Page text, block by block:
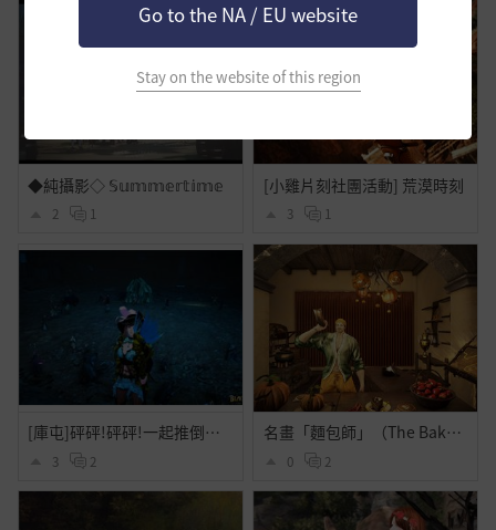
Go to the NA / EU website
Stay on the website of this region
◆純攝影◇ 𝕊𝕦𝕞𝕞𝕖𝕣𝕥𝕚𝕞𝕖
2 1
[小雞片刻社團活動] 荒漠時刻
3 1
[庫屯]砰砰!砰砰!一起推倒古代的庫屯!可愛的蟲蟲!
3 2
名畫「麵包師」（The Baker）
0 2